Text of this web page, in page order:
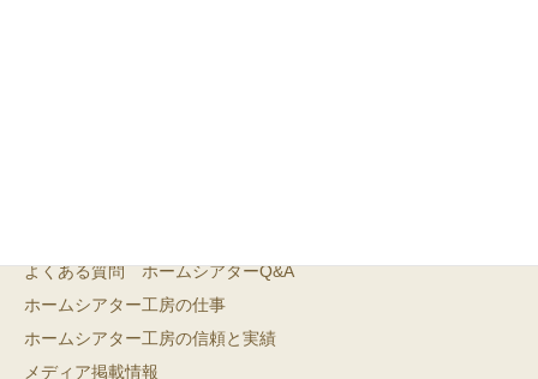
よくある質問 ホームシアターQ&A
ホームシアター工房の仕事
ホームシアター工房の信頼と実績
メディア掲載情報